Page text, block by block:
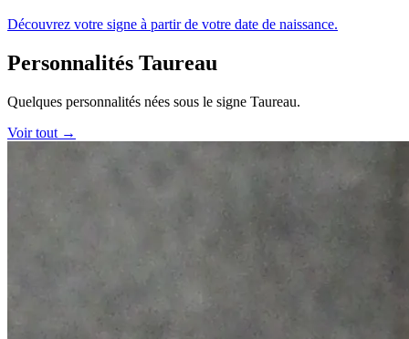
Découvrez votre signe à partir de votre date de naissance.
Personnalités Taureau
Quelques personnalités nées sous le signe Taureau.
Voir tout →